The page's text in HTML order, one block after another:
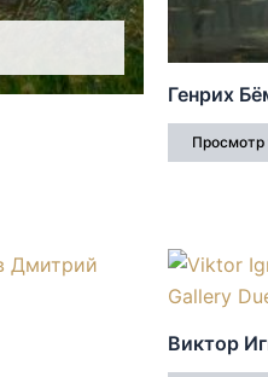
Генрих
Просмотр
Виктор